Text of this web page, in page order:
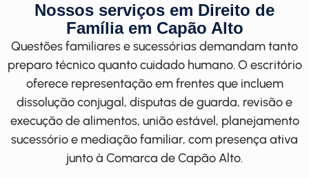
Nossos serviços em Direito de
Família em Capão Alto
Questões familiares e sucessórias demandam tanto
preparo técnico quanto cuidado humano. O escritório
oferece representação em frentes que incluem
dissolução conjugal, disputas de guarda, revisão e
execução de alimentos, união estável, planejamento
sucessório e mediação familiar, com presença ativa
junto à Comarca de Capão Alto.